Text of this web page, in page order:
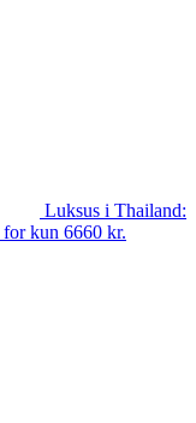
Luksus i Thailand:
kun 6660 kr.